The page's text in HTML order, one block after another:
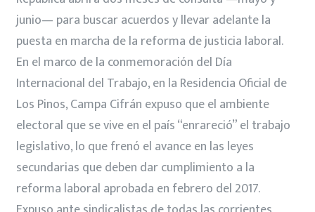
junio— para buscar acuerdos y llevar adelante la
puesta en marcha de la reforma de justicia laboral.
En el marco de la conmemoración del Día
Internacional del Trabajo, en la Residencia Oficial de
Los Pinos, Campa Cifrán expuso que el ambiente
electoral que se vive en el país “enrareció” el trabajo
legislativo, lo que frenó el avance en las leyes
secundarias que deben dar cumplimiento a la
reforma laboral aprobada en febrero del 2017.